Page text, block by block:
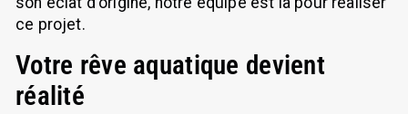
ce projet.
Votre rêve aquatique devient
réalité